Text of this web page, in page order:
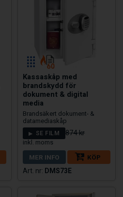
Kassaskåp med
brandskydd för
dokument & digital
media
Brandsäkert dokument- &
datamediaskåp
SE FILM
5.624 kr 7.874 kr
MER INFO
KÖP
DMS73E